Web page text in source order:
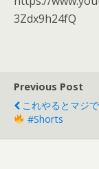
3Zdx9h24fQ
Previous Post
これやるとマジ
#shorts